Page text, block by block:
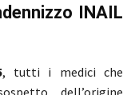
INAIL
, tutti i medici che